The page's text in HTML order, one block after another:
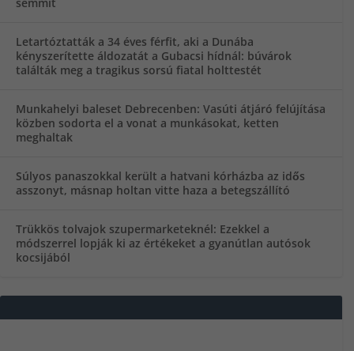
Letartóztatták a 34 éves férfit, aki a Dunába
kényszerítette áldozatát a Gubacsi hídnál: búvárok
találták meg a tragikus sorsú fiatal holttestét
Munkahelyi baleset Debrecenben: Vasúti átjáró felújítása
közben sodorta el a vonat a munkásokat, ketten
meghaltak
Súlyos panaszokkal került a hatvani kórházba az idős
asszonyt, másnap holtan vitte haza a betegszállító
Trükkös tolvajok szupermarketeknél: Ezekkel a
módszerrel lopják ki az értékeket a gyanútlan autósok
kocsijából